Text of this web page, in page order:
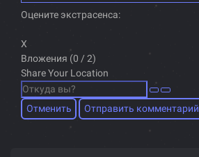
Оцените экстрасенса:
X
Вложения (0 / 2)
Share Your Location
Отменить Отправить комментарий